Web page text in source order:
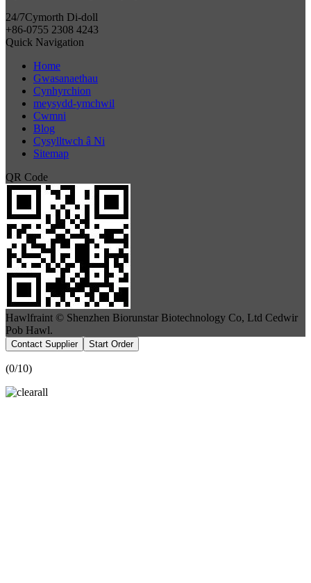
24/7Cymorth Di-doll
+86-0755 2308 4243
Quick Navigation
Home
Gwasanaethau
Cynhyrchion
meysydd-ymchwil
Cwmni
Blog
Cysylltwch â Ni
Sitemap
QR Code
Hawlfraint © Shenzhen Biorunstar Biotechnology Co, Ltd Cedwir
Pob Hawl.
Contact Supplier Start Order
(0/10)